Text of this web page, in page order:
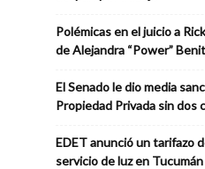
Polémicas en el juicio a
de Alejandra “Power”
El Senado le dio media
Propiedad Privada sin dos
EDET anunció un tarifazo
servicio de luz en Tucumán